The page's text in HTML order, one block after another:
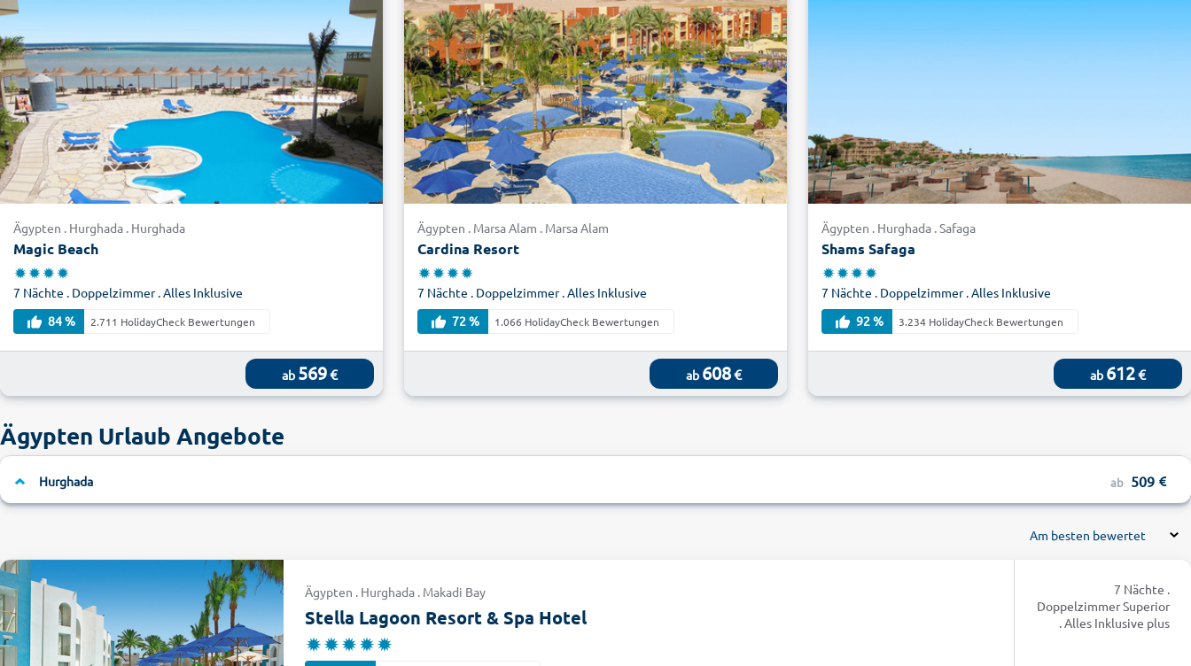
Ägypten . Hurghada . Hurghada
Magic Beach
7 Nächte . Doppelzimmer . Alles Inklusive
84 %
2.711 HolidayCheck Bewertungen
ab 569€
Ägypten . Marsa Alam . Marsa Alam
Cardina Resort
7 Nächte . Doppelzimmer . Alles Inklusive
72 %
1.066 HolidayCheck Bewertungen
ab 608€
Ägypten . Hurghada . Safaga
Shams Safaga
7 Nächte . Doppelzimmer . Alles Inklusive
92 %
3.234 HolidayCheck Bewertungen
ab 612€
Ägypten Urlaub Angebote
Hurghada ab 509
Am besten bewertet
Ägypten . Hurghada . Makadi Bay
Stella Lagoon Resort & Spa Hotel
7 Nächte .
Doppelzimmer Superior
. Alles Inklusive plus